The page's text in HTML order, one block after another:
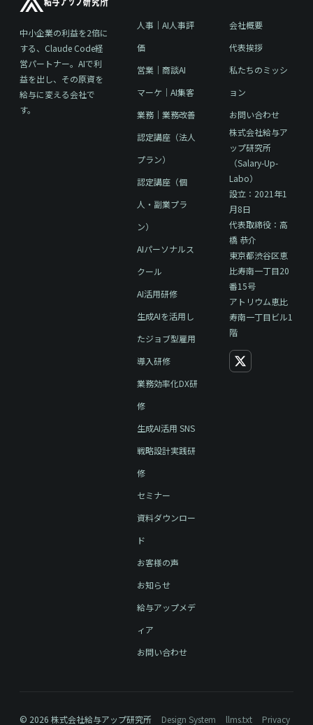
中小企業の利益を2倍に
する、Claude Code経
営パートナー。AIで利
益を出し、その原資を
給与に変える会社で
す。
人事｜AI人事評
価
営業｜商談AI
マーケ｜AI集客
業務｜業務改善
認定講座（法人
プラン）
認定講座（個
人・副業プラ
ン）
AIパーソナルス
クール
AI活用研修
生成AIを活用し
たジョブ型雇用
導入研修
業務効率化DX研
修
生成AI活用 SNS
戦略設計実践研
修
セミナー
資料ダウンロー
ド
お客様の声
お知らせ
給与アップメデ
ィア
お問い合わせ
会社概要
代表挨拶
私たちのミッシ
ョン
お問い合わせ
株式会社給与ア
ップ研究所
（Salary-Up-
Labo）
設立：2021年1
月8日
代表取締役：高
橋 恭介
東京都渋谷区恵
比寿南一丁目20
番15号
アトリウム恵比
寿南一丁目ビル1
階
© 2026 株式会社給与アップ研究所 Design System llms.txt Privacy